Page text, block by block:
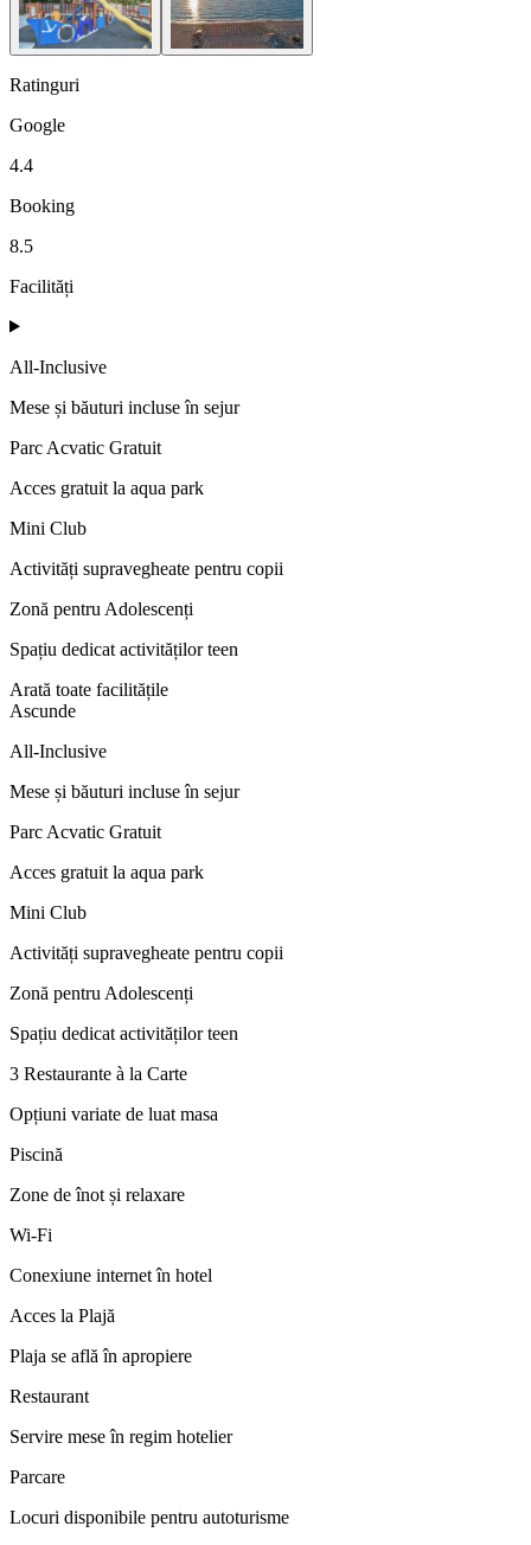
Ratinguri
Google
4.4
Booking
8.5
Facilități
All-Inclusive
Mese și băuturi incluse în sejur
Parc Acvatic Gratuit
Acces gratuit la aqua park
Mini Club
Activități supravegheate pentru copii
Zonă pentru Adolescenți
Spațiu dedicat activităților teen
Arată toate facilitățile
Ascunde
All-Inclusive
Mese și băuturi incluse în sejur
Parc Acvatic Gratuit
Acces gratuit la aqua park
Mini Club
Activități supravegheate pentru copii
Zonă pentru Adolescenți
Spațiu dedicat activităților teen
3 Restaurante à la Carte
Opțiuni variate de luat masa
Piscină
Zone de înot și relaxare
Wi-Fi
Conexiune internet în hotel
Acces la Plajă
Plaja se află în apropiere
Restaurant
Servire mese în regim hotelier
Parcare
Locuri disponibile pentru autoturisme